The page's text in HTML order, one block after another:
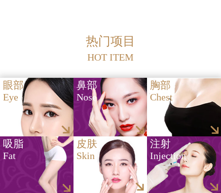
热门项目
HOT ITEM
眼部
Eye
鼻部
Nose
胸部
Chest
吸脂
Fat
皮肤
Skin
注射
Injection